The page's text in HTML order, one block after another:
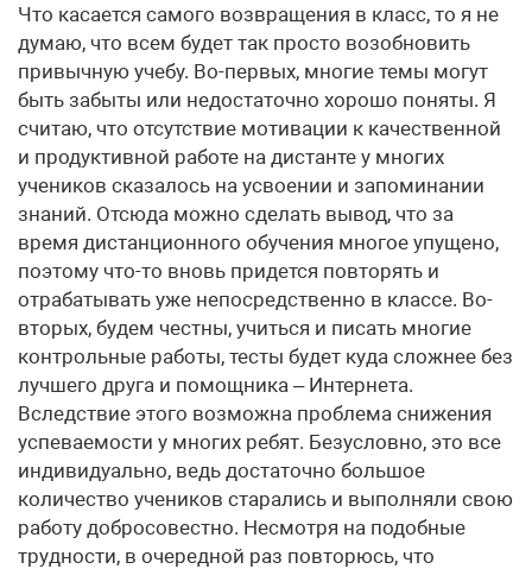
Что касается самого возвращения в класс, то я не
думаю, что всем будет так просто возобновить
привычную учебу. Во-первых, многие темы могут
быть забыты или недостаточно хорошо поняты. Я
считаю, что отсутствие мотивации к качественной
и продуктивной работе на дистанте у многих
учеников сказалось на усвоении и запоминании
знаний. Отсюда можно сделать вывод, что за
время дистанционного обучения многое упущено,
поэтому что-то вновь придется повторять и
отрабатывать уже непосредственно в классе. Во-
вторых, будем честны, учиться и писать многие
контрольные работы, тесты будет куда сложнее без
лучшего друга и помощника – Интернета.
Вследствие этого возможна проблема снижения
успеваемости у многих ребят. Безусловно, это все
индивидуально, ведь достаточно большое
количество учеников старались и выполняли свою
работу добросовестно. Несмотря на подобные
трудности, в очередной раз повторюсь, что